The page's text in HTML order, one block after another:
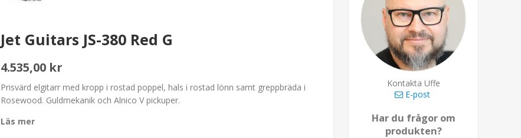
Kontakta Uffe
E-post
Har du frågor om
produkten?
Jet Guitars JS-380 Red G
4.535,00 kr
Prisvärd elgitarr med kropp i rostad poppel, hals i rostad lönn samt greppbräda i
Rosewood. Guldmekanik och Alnico V pickuper.
Läs mer